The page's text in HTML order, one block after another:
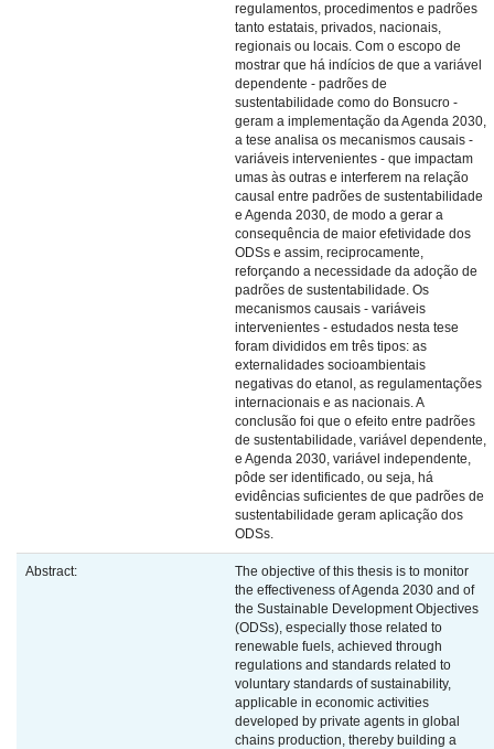
regulamentos, procedimentos e padrões
tanto estatais, privados, nacionais,
regionais ou locais. Com o escopo de
mostrar que há indícios de que a variável
dependente - padrões de
sustentabilidade como do Bonsucro -
geram a implementação da Agenda 2030,
a tese analisa os mecanismos causais -
variáveis intervenientes - que impactam
umas às outras e interferem na relação
causal entre padrões de sustentabilidade
e Agenda 2030, de modo a gerar a
consequência de maior efetividade dos
ODSs e assim, reciprocamente,
reforçando a necessidade da adoção de
padrões de sustentabilidade. Os
mecanismos causais - variáveis
intervenientes - estudados nesta tese
foram divididos em três tipos: as
externalidades socioambientais
negativas do etanol, as regulamentações
internacionais e as nacionais. A
conclusão foi que o efeito entre padrões
de sustentabilidade, variável dependente,
e Agenda 2030, variável independente,
pôde ser identificado, ou seja, há
evidências suficientes de que padrões de
sustentabilidade geram aplicação dos
ODSs.
Abstract:
The objective of this thesis is to monitor
the effectiveness of Agenda 2030 and of
the Sustainable Development Objectives
(ODSs), especially those related to
renewable fuels, achieved through
regulations and standards related to
voluntary standards of sustainability,
applicable in economic activities
developed by private agents in global
chains production, thereby building a